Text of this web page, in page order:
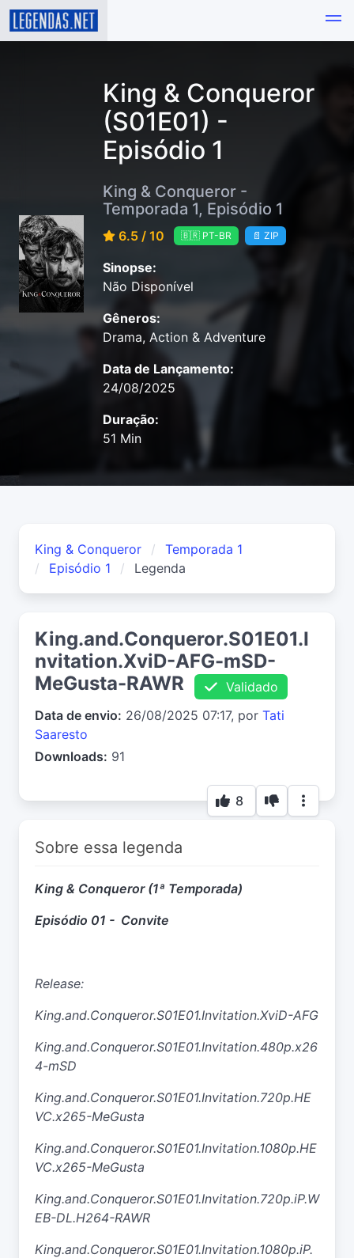
King & Conqueror
(S01E01) -
Episódio 1
King & Conqueror -
Temporada 1, Episódio 1
6.5 / 10 🇧🇷 PT-BR 📄 ZIP
Sinopse:
Não Disponível
Gêneros:
Drama, Action & Adventure
Data de Lançamento:
24/08/2025
Duração:
51 Min
King & Conqueror
Temporada 1
Episódio 1
Legenda
King.and.Conqueror.S01E01.I
nvitation.XviD-AFG-mSD-
MeGusta-RAWR
Validado
Data de envio: 26/08/2025 07:17, por Tati
Saaresto
Downloads: 91
8
Sobre essa legenda
King & Conqueror (1ª Temporada)
Episódio 01 - Convite
Release:
King.and.Conqueror.S01E01.Invitation.XviD-AFG
King.and.Conqueror.S01E01.Invitation.480p.x26
4-mSD
King.and.Conqueror.S01E01.Invitation.720p.HE
VC.x265-MeGusta
King.and.Conqueror.S01E01.Invitation.1080p.HE
VC.x265-MeGusta
King.and.Conqueror.S01E01.Invitation.720p.iP.W
EB-DL.H264-RAWR
King.and.Conqueror.S01E01.Invitation.1080p.iP.